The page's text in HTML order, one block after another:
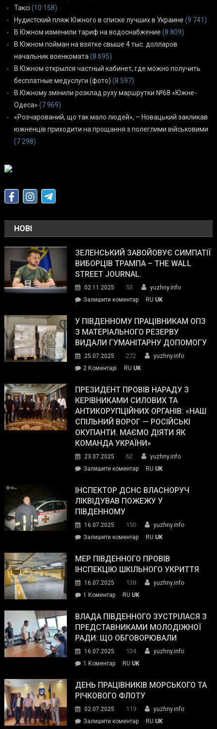
Таксі (10 158)
Нудистский пляж Южного в списке лучших в Украине (9 741)
В Южном изменили тариф на водоснабжение (8 809)
В Южном пойман на взятке свыше 4 тыс. долларов
начальник военкомата (8 695)
В Южном открылся частный кабинет, где можно получить
бесплатные медуслуги (фото) (8 597)
В Южному змінили розклад руху маршрутки №68 «Южне-
Одеса» (7 969)
«Розчарований, що так мало людей», – Новацький закликав
южненців приходити на прощання з полеглими військовими
(7 298)
НОВІ
ЗЕЛЕНСЬКИЙ ЗАВОЙОВУЄ СИМПАТІЇ
ВИБОРЦІВ ТРАМПА – THE WALL
STREET JOURNAL.
02.11.2025 53
yuzhny.info
Залишити коментарon
завойовує
симпатії
виборців
The
Street
Journal.
RU UK
У ПІВДЕННОМУ ПРАЦІВНИКАМ ОПЗ
З МАТЕРІАЛЬНОГО РЕЗЕРВУ
ВИДАЛИ ГУМАНІТАРНУ ДОПОМОГУ
25.07.2025 272
yuzhny.info
2 Коментарі
Південному
працівникам
ОПЗ
з
матеріального
резерву
гуманітарну
допомогу
RU UK
ПРЕЗИДЕНТ ПРОВІВ НАРАДУ З
КЕРІВНИКАМИ СИЛОВИХ ТА
АНТИКОРУПЦІЙНИХ ОРГАНІВ: «НАШ
СПІЛЬНИЙ ВОРОГ — РОСІЙСЬКІ
ОКУПАНТИ. МАЄМО ДІЯТИ ЯК
КОМАНДА УКРАЇНИ»
23.07.2025 62
yuzhny.info
Залишити коментарon
провів
нараду
силових
та
органів:
«Наш
спільний
окупанти.
Маємо
діяти
команда
RU UK
ІНСПЕКТОР ДСНС ВЛАСНОРУЧ
ЛІКВІДУВАВ ПОЖЕЖУ У
ПІВДЕННОМУ
16.07.2025 150
yuzhny.info
Залишити коментарon
ДСНС
власноруч
пожежу
у
RU UK
МЕР ПІВДЕННОГО ПРОВІВ
ІНСПЕКЦІЮ ШКІЛЬНОГО УКРИТТЯ
16.07.2025 138
yuzhny.info
1 Коментардо
Південного
провів
інспекцію
укриття
RU UK
ВЛАДА ПІВДЕННОГО ЗУСТРІЛАСЯ З
ПРЕДСТАВНИКАМИ МОЛОДІЖНОЇ
РАДИ: ЩО ОБГОВОРЮВАЛИ
16.07.2025 134
yuzhny.info
1 Коментардо
Південного
зустрілася
представниками
молодіжної
RU UK
ДЕНЬ ПРАЦІВНИКІВ МОРСЬКОГО ТА
РІЧКОВОГО ФЛОТУ
02.07.2025 119
yuzhny.info
Залишити коментарon
RU UK